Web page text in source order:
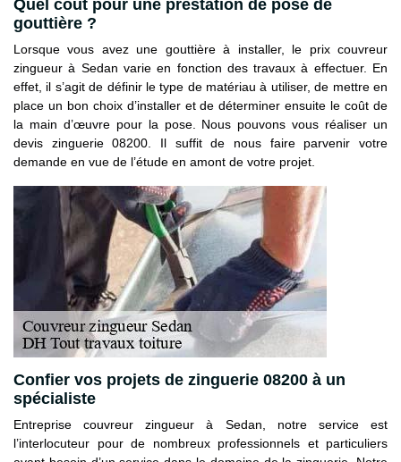
Quel coût pour une prestation de pose de
gouttière ?
Lorsque vous avez une gouttière à installer, le prix couvreur
zingueur à Sedan varie en fonction des travaux à effectuer. En
effet, il s’agit de définir le type de matériau à utiliser, de mettre en
place un bon choix d’installer et de déterminer ensuite le coût de
la main d’œuvre pour la pose. Nous pouvons vous réaliser un
devis zinguerie 08200. Il suffit de nous faire parvenir votre
demande en vue de l’étude en amont de votre projet.
Confier vos projets de zinguerie 08200 à un
spécialiste
Entreprise couvreur zingueur à Sedan, notre service est
l’interlocuteur pour de nombreux professionnels et particuliers